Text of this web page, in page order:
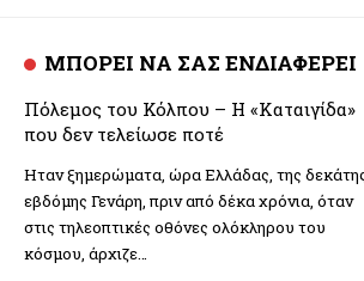
ΜΠΟΡΕΙ ΝΑ ΣΑΣ ΕΝΔΙΑΦΕΡΕΙ
Πόλεμος του Κόλπου – Η «Καταιγίδα»
που δεν τελείωσε ποτέ
Ηταν ξημερώματα, ώρα Ελλάδας, της
εβδόμης Γενάρη, πριν από δέκα χρόνια, όταν
στις τηλεοπτικές οθόνες ολόκληρου του
κόσμου, άρχιζε…